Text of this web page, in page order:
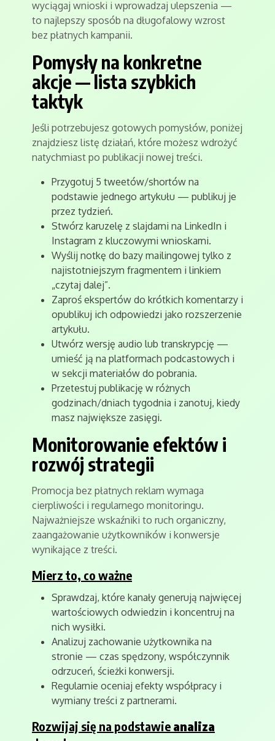
wyciągaj wnioski i wprowadzaj ulepszenia —
to najlepszy sposób na długofalowy wzrost
bez płatnych kampanii.
Pomysły na konkretne
akcje — lista szybkich
taktyk
Jeśli potrzebujesz gotowych pomysłów, poniżej
znajdziesz listę działań, które możesz wdrożyć
natychmiast po publikacji nowej treści.
Przygotuj 5 tweetów/shortów na
podstawie jednego artykułu — publikuj je
przez tydzień.
Stwórz karuzelę z slajdami na LinkedIn i
Instagram z kluczowymi wnioskami.
Wyślij notkę do bazy mailingowej tylko z
najistotniejszym fragmentem i linkiem
„czytaj dalej”.
Zaproś ekspertów do krótkich komentarzy i
opublikuj ich odpowiedzi jako rozszerzenie
artykułu.
Utwórz wersję audio lub transkrypcję —
umieść ją na platformach podcastowych i
w sekcji materiałów do pobrania.
Przetestuj publikację w różnych
godzinach/dniach tygodnia i zanotuj, kiedy
masz największe zasięgi.
Monitorowanie efektów i
rozwój strategii
Promocja bez płatnych reklam wymaga
cierpliwości i regularnego monitoringu.
Najważniejsze wskaźniki to ruch organiczny,
zaangażowanie użytkowników i konwersje
wynikające z treści.
Mierz to, co ważne
Sprawdzaj, które kanały generują najwięcej
wartościowych odwiedzin i koncentruj na
nich wysiłki.
Analizuj zachowanie użytkownika na
stronie — czas spędzony, współczynnik
odrzuceń, ścieżki konwersji.
Regularnie oceniaj efekty współpracy i
wymiany treści z partnerami.
Rozwijaj się na podstawie analiza